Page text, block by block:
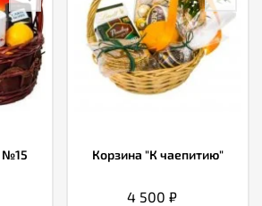
№15 Корзина "К чаепитию"
4 500₽